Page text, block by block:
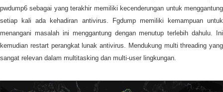
pwdump6 sebagai yang terakhir memiliki kecenderungan untuk menggantung
setiap kali ada kehadiran antivirus. Fgdump memiliki kemampuan untuk
menangani masalah ini menggantung dengan menutup terlebih dahulu. Ini
kemudian restart perangkat lunak antivirus. Mendukung multi threading yang
sangat relevan dalam multitasking dan multi-user lingkungan.